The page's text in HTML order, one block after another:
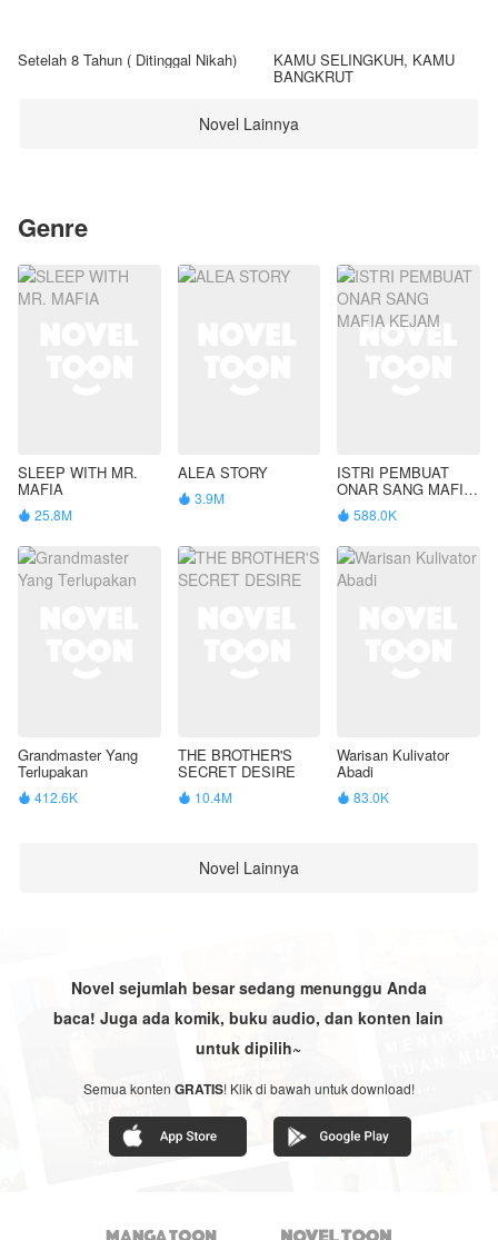
Setelah 8 Tahun ( Ditinggal Nikah) KAMU SELINGKUH, KAMU
BANGKRUT
Novel Lainnya
Genre
SLEEP WITH MR.
MAFIA
 25.8M
ALEA STORY
 3.9M
ISTRI PEMBUAT
ONAR SANG MAFIA
KEJAM
 588.0K
Grandmaster Yang
Terlupakan
 412.6K
THE BROTHER'S
SECRET DESIRE
 10.4M
Warisan Kulivator
Abadi
 83.0K
Novel Lainnya
Novel sejumlah besar sedang menunggu Anda
baca! Juga ada komik, buku audio, dan konten lain
untuk dipilih~
Semua konten GRATIS! Klik di bawah untuk download!